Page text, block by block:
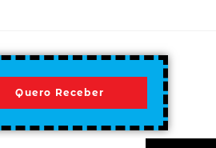
Quero Receber